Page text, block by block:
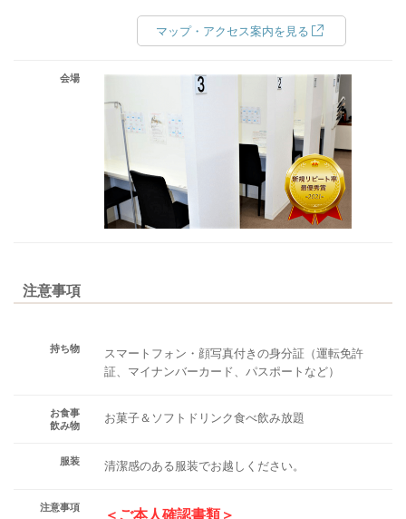
マップ・アクセス案内を見る
会場
注意事項
持ち物
スマートフォン・顔写真付きの身分証（運転免許
証、マイナンバーカード、パスポートなど）
お食事
飲み物
お菓子＆ソフトドリンク食べ飲み放題
服装 清潔感のある服装でお越しください。
注意事項 ＜ご本人確認書類＞